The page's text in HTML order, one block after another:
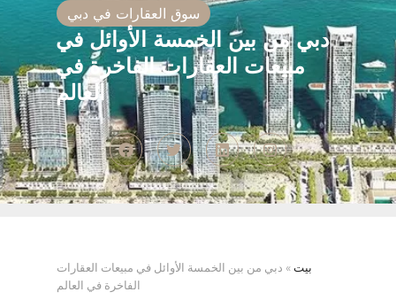
سوق العقارات في دبي
دبي من بين الخمسة الأوائل في
مبيعات العقارات الفاخرة في
العالم
بيت » دبي من بين الخمسة الأوائل في مبيعات العقارات
الفاخرة في العالم